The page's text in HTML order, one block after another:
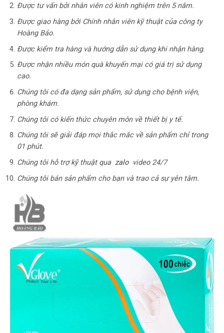
Được tư vấn bởi nhân viên có kinh nghiệm trên 5 năm.
Được giao hàng bởi Chính nhân viên kỹ thuật của công ty
Hoàng Bảo.
Được kiểm tra hàng và hướng dẫn sử dụng khi nhận hàng.
Được nhận nhiều món quà khuyến mại có giá trị sử dụng
cao.
Chúng tôi cóđa dạng sản phẩm, sử dụng cho bệnh viện,
phòng khám.
Chúng tôi có kiến thức chuyên môn về thiết bị y tế.
Chúng tôi sẽ giải đáp mọi thắc mắc về sản phẩm chỉ trong
01 phút.
Chúng tôi hỗ trợ kỹ thuật qua zalo video 24/7
Chúng tôi bán sản phẩm cho bạn và trao cả sự yên tâm.